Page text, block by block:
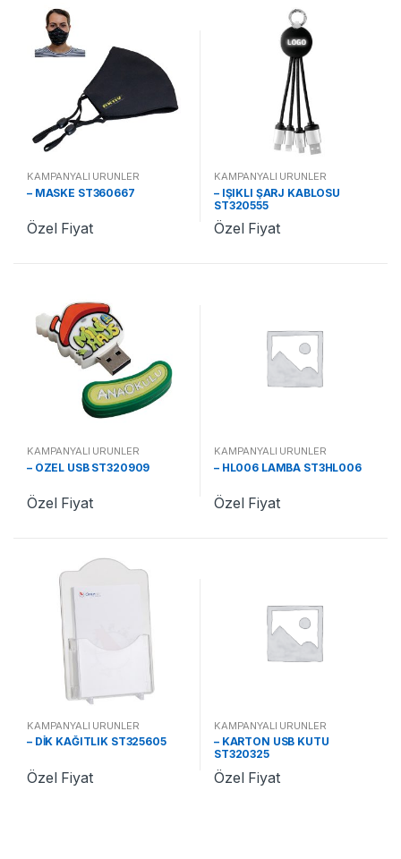
KAMPANYALI ÜRÜNLER
– MASKE ST360667
Özel Fiyat
KAMPANYALI ÜRÜNLER
– IŞIKLI ŞARJ KABLOSU
ST320555
Özel Fiyat
KAMPANYALI ÜRÜNLER
– ÖZEL USB ST320909
Özel Fiyat
KAMPANYALI ÜRÜNLER
– HL006 LAMBA ST3HL006
Özel Fiyat
KAMPANYALI ÜRÜNLER
– DİK KAĞITLIK ST325605
Özel Fiyat
KAMPANYALI ÜRÜNLER
– KARTON USB KUTU
ST320325
Özel Fiyat